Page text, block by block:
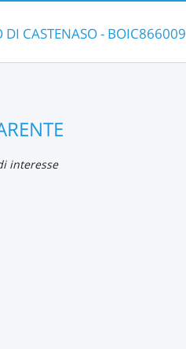
DI CASTENASO - BOIC866009
interesse